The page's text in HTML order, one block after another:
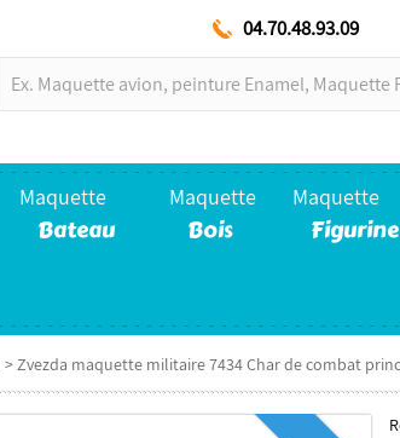
04.70.48.93.09
Maquette
Bateau
Maquette
Bois
Maquette
Figurine
>Zvezda maquette militaire 7434 Char de combat